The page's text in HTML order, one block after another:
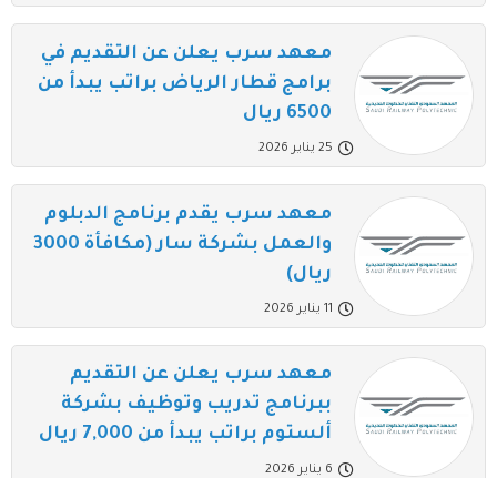
معهد سرب يعلن عن التقديم في
برامج قطار الرياض براتب يبدأ من
6500 ريال
25 يناير 2026
معهد سرب يقدم برنامج الدبلوم
والعمل بشركة سار (مكافأة 3000
ريال)
11 يناير 2026
معهد سرب يعلن عن التقديم
ببرنامج تدريب وتوظيف بشركة
ألستوم براتب يبدأ من 7,000 ريال
6 يناير 2026